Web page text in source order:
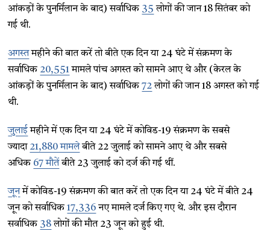
आंकड़ों के पुनर्मिलान के बाद) सर्वाधिक 35 लोगों की जान 18 सितंबर को
गई थी.
अगस्तमहीने की बात करें तो बीते एक दिन या 24 घंटे में संक्रमण के
सर्वाधिक 20,551मामले पांच अगस्त को सामने आए थे और (केरल के
आंकड़ों के पुनर्मिलान के बाद) सर्वाधिक72लोगों की जान 18 अगस्त को गई
थी.
जुलाईमहीने में एक दिन या 24 घंटे में कोविड-19 संक्रमण के सबसे
ज्यादा 21,880 मामलेबीते 22 जुलाई को सामने आए थे और सबसे
अधिक 67 मौतेंबीते 23 जुलाई को दर्ज की गई थीं.
जूनमें कोविड-19 संक्रमण की बात करें तो एक दिन या 24 घंटे में बीते 24
जून को सर्वाधिक17,336 नए मामले दर्ज किए गए थे. और इस दौरान
सर्वाधिक 38लोगों की मौत 23 जून को हुई थी.